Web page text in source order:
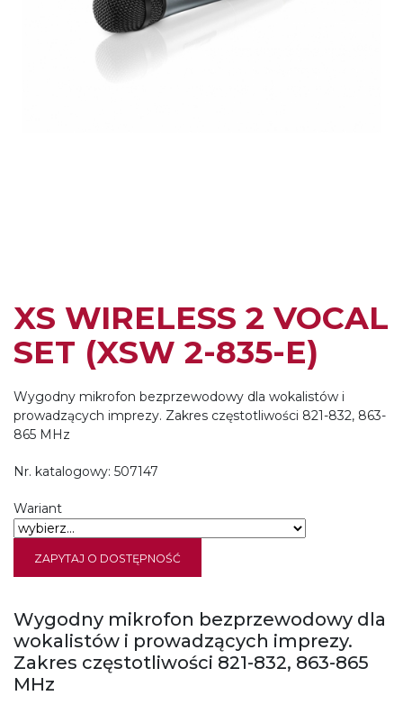
XS WIRELESS 2 VOCAL
SET (XSW 2-835-E)
Wygodny mikrofon bezprzewodowy dla wokalistów i
prowadzących imprezy. Zakres częstotliwości 821-832, 863-
865 MHz
Nr. katalogowy: 507147
Wariant
ZAPYTAJ O DOSTĘPNOŚĆ
Wygodny mikrofon bezprzewodowy dla
wokalistów i prowadzących imprezy.
Zakres częstotliwości 821-832, 863-865
MHz